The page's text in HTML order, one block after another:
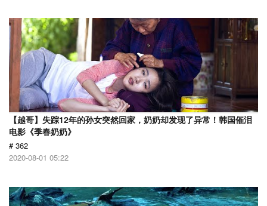
【越哥】失踪12年的孙女突然回家，奶奶却发现了异常！韩国催泪
电影《季春奶奶》
# 362
2020-08-01 05:22